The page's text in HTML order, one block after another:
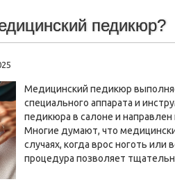
педикюр?
Медицинский педикюр
специального аппарата и
педикюра в салоне и направлен
Многие думают, что
случаях, когда врос ноготь или
процедура позволяет